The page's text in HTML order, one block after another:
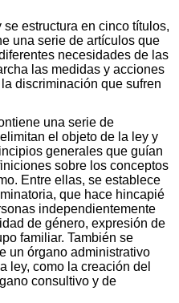
estructura en cinco títulos,
una serie de artículos que
necesidades de las
las medidas y acciones
discriminación que sufren
una serie de
el objeto de la ley y
generales que guían
sobre los conceptos
Entre ellas, se establece
que hace hincapié
independientemente
de género, expresión de
familiar. También se
un órgano administrativo
ley, como la creación del
consultivo y de